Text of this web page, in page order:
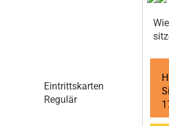
Eintrittskarten
Regulär